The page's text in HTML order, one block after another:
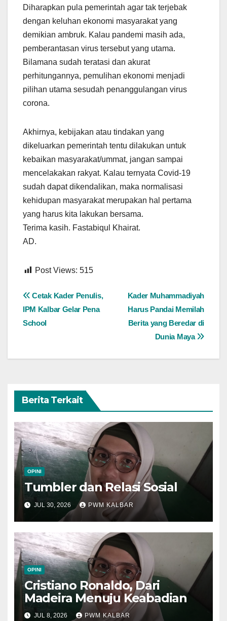
Diharapkan pula pemerintah agar tak terjebak
dengan keluhan ekonomi masyarakat yang
demikian ambruk. Kalau pandemi masih ada,
pemberantasan virus tersebut yang utama.
Bilamana sudah teratasi dan akurat
perhitungannya, pemulihan ekonomi menjadi
pilihan utama sesudah penanggulangan virus
corona.
Akhirnya, kebijakan atau tindakan yang
dikeluarkan pemerintah tentu dilakukan untuk
kebaikan masyarakat/ummat, jangan sampai
mencelakakan rakyat. Kalau ternyata Covid-19
sudah dapat dikendalikan, maka normalisasi
kehidupan masyarakat merupakan hal pertama
yang harus kita lakukan bersama.
Terima kasih. Fastabiqul Khairat.
AD.
Post Views: 515
Navigasi
pos
Kader Muhammadiyah
Harus Pandai Memilah
Berita yang Beredar di
Dunia Maya
Cetak Kader Penulis,
IPM Kalbar Gelar Pena
School
Berita Terkait
OPINI
Tumbler dan Relasi Sosial
JUL 30, 2026 PWM KALBAR
OPINI
Cristiano Ronaldo, Dari
Madeira Menuju Keabadian
JUL 8, 2026 PWM KALBAR